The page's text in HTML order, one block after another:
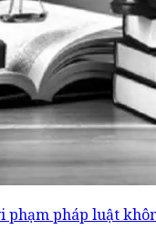
phạm pháp luật